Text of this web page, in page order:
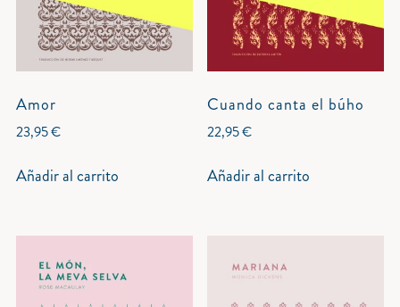
Amor
23,95€
Añadir al carrito
Cuando canta el búho
22,95€
Añadir al carrito